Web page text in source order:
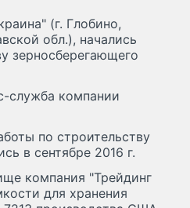
(г. Глобино,
обл.), начались
зерносберегающего
служба компании
по строительству
в сентябре 2016 г.
компания "Трейдинг
для хранения